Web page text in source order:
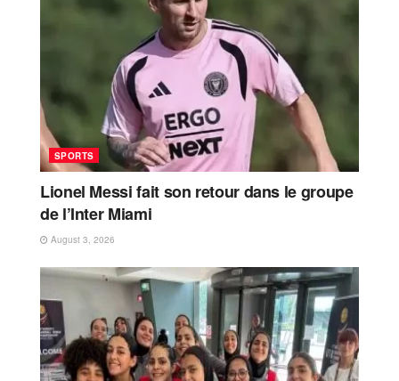
SPORTS
Lionel Messi fait son retour dans le groupe
de l’Inter Miami
August 3, 2026